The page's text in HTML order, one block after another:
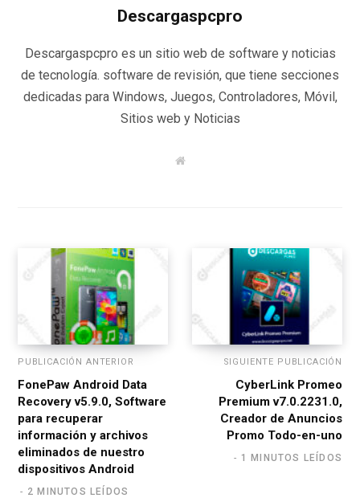
Descargaspcpro
Descargaspcpro es un sitio web de software y noticias
de tecnología. software de revisión, que tiene secciones
dedicadas para Windows, Juegos, Controladores, Móvil,
Sitios web y Noticias
W
PUBLICACIÓN ANTERIOR
FonePaw Android Data
Recovery v5.9.0, Software
para recuperar
información y archivos
eliminados de nuestro
dispositivos Android
2 MINUTOS LEÍDOS
SIGUIENTE PUBLICACIÓN
CyberLink Promeo
Premium v7.0.2231.0,
Creador de Anuncios
Promo Todo-en-uno
1 MINUTOS LEÍDOS